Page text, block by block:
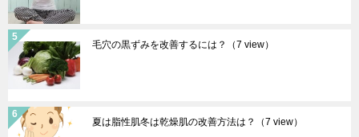
毛穴の黒ずみを改善するには？ （7 view）
夏は脂性肌冬は乾燥肌の改善方法は？ （7 view）